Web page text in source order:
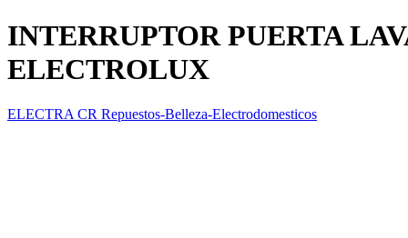
INTERRUPTOR PUERTA
ELECTROLUX
ELECTRA CR Repuestos-Belleza-Electrodomesticos